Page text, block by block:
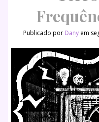
Publicado por Dany em